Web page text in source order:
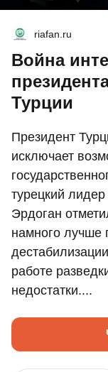
riafan.ru
Война
Турции
Президент
исключает
турецкий
Эрдоган
намного лучше
работе
недостатки....